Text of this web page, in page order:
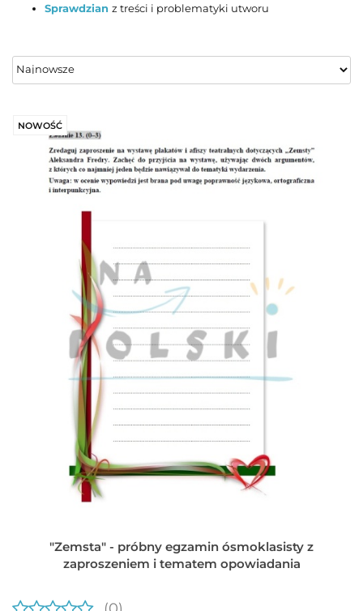
Sprawdzian z treści i problematyki utworu
NOWOŚĆ
"Zemsta" - próbny egzamin ósmoklasisty z
zaproszeniem i tematem opowiadania